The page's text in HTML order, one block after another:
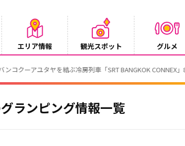
エリア情報 観光スポット グルメ
ぶ冷房列車「SRT BANGKOK CONNEX」8月1日運行開始
ランピング情報一覧